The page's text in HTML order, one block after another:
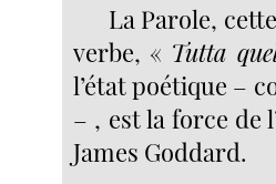
La Parole,
verbe, « Tutta
l’état poétique –
– , est la force de
James Goddard.